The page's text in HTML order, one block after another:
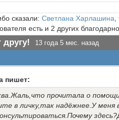
сказали: Светлана Харлашина
есть и 2 других
другу! 13 года 5 мес. назад
пишет:
прочитала о
в личку,так надёжнее.У меня